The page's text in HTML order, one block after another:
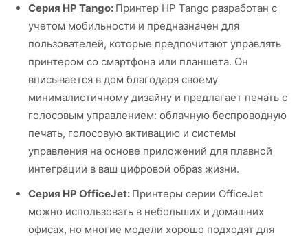
Серия HP Tango: Принтер HP Tango разработан с
учетом мобильности и предназначен для
пользователей, которые предпочитают управлять
принтером со смартфона или планшета. Он
вписывается в дом благодаря своему
минималистичному дизайну и предлагает печать с
голосовым управлением: облачную беспроводную
печать, голосовую активацию и системы
управления на основе приложений для плавной
интеграции в ваш цифровой образ жизни.
Серия HP OfficeJet: Принтеры серии OfficeJet
можно использовать в небольших и домашних
офисах, но многие модели хорошо подходят для